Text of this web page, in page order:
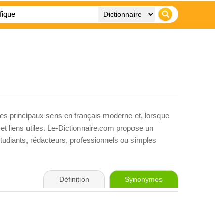
principaux sens en français moderne et, lorsque
liens utiles. Le-Dictionnaire.com propose un
rédacteurs, professionnels ou simples
Définition Synonymes